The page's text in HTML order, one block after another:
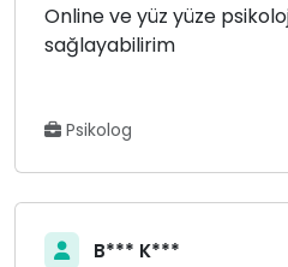
Online ve yüz yüze
sağlayabilirim
Psikolog
B*** K***